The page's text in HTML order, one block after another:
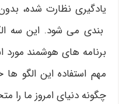
یادگیری نظارت شده،
بندی می شود. این سه
برنامه های هوشمند مورد
مهم استفاده این الگو
چگونه دنیای امروز ما را